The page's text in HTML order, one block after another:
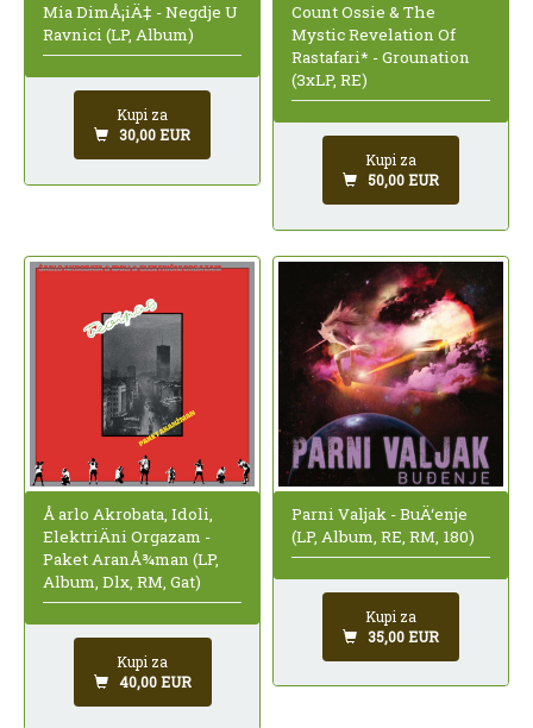
Mia DimÅ¡iÄ‡ - Negdje U
Ravnici (LP, Album)
Kupi za
30,00 EUR
Count Ossie & The
Mystic Revelation Of
Rastafari* - Grounation
(3xLP, RE)
Kupi za
50,00 EUR
Å arlo Akrobata, Idoli,
ElektriÄni Orgazam -
Paket AranÅ¾man (LP,
Album, Dlx, RM, Gat)
Kupi za
40,00 EUR
Parni Valjak - BuÄ‘enje
(LP, Album, RE, RM, 180)
Kupi za
35,00 EUR